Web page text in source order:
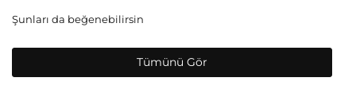
Şunları da beğenebilirsin
Tümünü Gör